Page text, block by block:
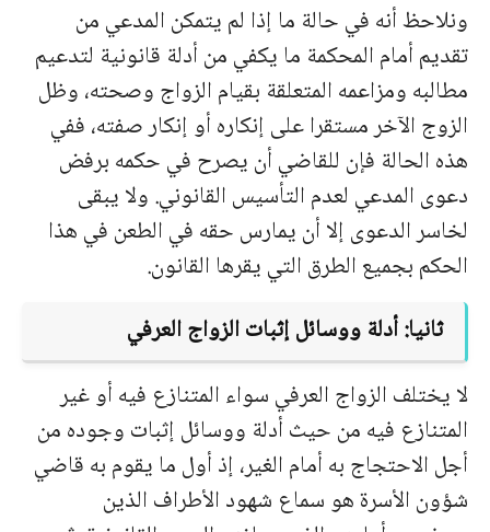
ونلاحظ أنه في حالة ما إذا لم يتمكن المدعي من
تقديم أمام المحكمة ما يكفي من أدلة قانونية لتدعيم
مطالبه ومزاعمه المتعلقة بقيام الزواج وصحته، وظل
الزوج الآخر مستقرا على إنكاره أو إنكار صفته، ففي
هذه الحالة فإن للقاضي أن يصرح في حكمه برفض
دعوى المدعي لعدم التأسيس القانوني. ولا يبقى
لخاسر الدعوى إلا أن يمارس حقه في الطعن في هذا
الحكم بجميع الطرق التي يقرها القانون.
ثانيا: أدلة ووسائل إثبات الزواج العرفي
لا يختلف الزواج العرفي سواء المتنازع فيه أو غير
المتنازع فيه من حيث أدلة ووسائل إثبات وجوده من
أجل الاحتجاج به أمام الغير، إذ أول ما يقوم به قاضي
شؤون الأسرة هو سماع شهود الأطراف الذين